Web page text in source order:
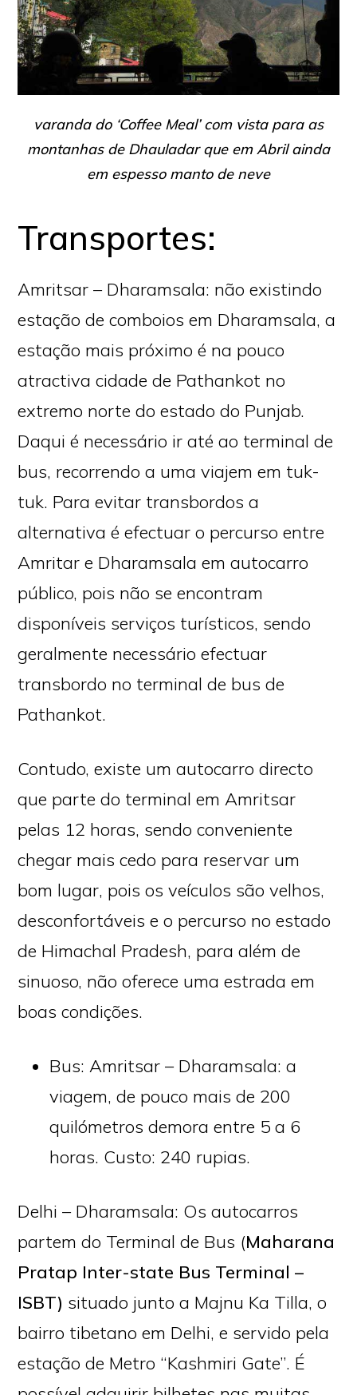
varanda do ‘Coffee Meal’ com vista para as
montanhas de Dhauladar que em Abril ainda
em espesso manto de neve
Transportes:
Amritsar – Dharamsala: não existindo
estação de comboios em Dharamsala, a
estação mais próximo é na pouco
atractiva cidade de Pathankot no
extremo norte do estado do Punjab.
Daqui é necessário ir até ao terminal de
bus, recorrendo a uma viajem em tuk-
tuk. Para evitar transbordos a
alternativa é efectuar o percurso entre
Amritar e Dharamsala em autocarro
público, pois não se encontram
disponíveis serviços turísticos, sendo
geralmente necessário efectuar
transbordo no terminal de bus de
Pathankot.
Contudo, existe um autocarro directo
que parte do terminal em Amritsar
pelas 12 horas, sendo conveniente
chegar mais cedo para reservar um
bom lugar, pois os veículos são velhos,
desconfortáveis e o percurso no estado
de Himachal Pradesh, para além de
sinuoso, não oferece uma estrada em
boas condições.
Bus: Amritsar – Dharamsala: a
viagem, de pouco mais de 200
quilómetros demora entre 5 a 6
horas. Custo: 240 rupias.
Delhi – Dharamsala: Os autocarros
partem do Terminal de Bus (Maharana
Pratap Inter-state Bus Terminal –
ISBT) situado junto a Majnu Ka Tilla, o
bairro tibetano em Delhi, e servido pela
estação de Metro “Kashmiri Gate”. É